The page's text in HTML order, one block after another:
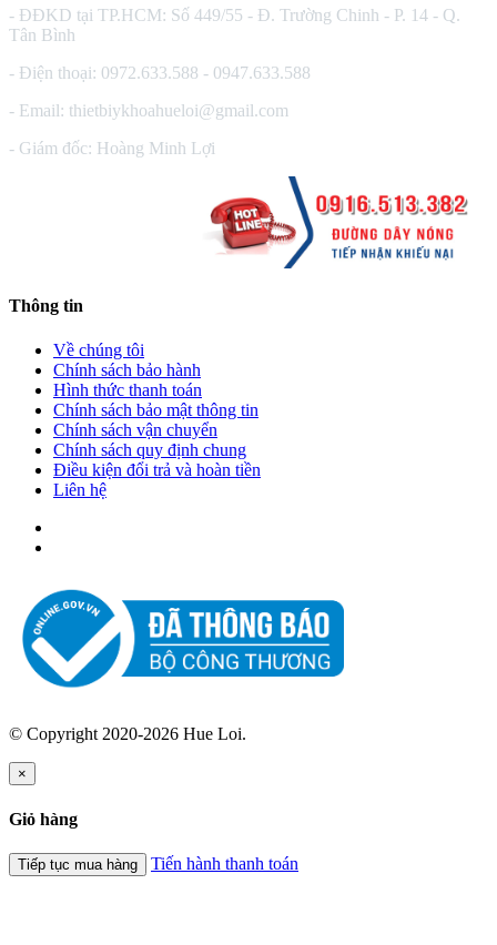
- ĐĐKD tại TP.HCM: Số 449/55 - Đ. Trường Chinh - P. 14 - Q.
Tân Bình
- Điện thoại: 0972.633.588 - 0947.633.588
- Email: thietbiykhoahueloi@gmail.com
- Giám đốc: Hoàng Minh Lợi
Thông tin
Về chúng tôi
Chính sách bảo hành
Hình thức thanh toán
Chính sách bảo mật thông tin
Chính sách vận chuyển
Chính sách quy định chung
Điều kiện đổi trả và hoàn tiền
Liên hệ
© Copyright 2020-2026 Hue Loi.
×
Giỏ hàng
Tiếp tục mua hàng Tiến hành thanh toán